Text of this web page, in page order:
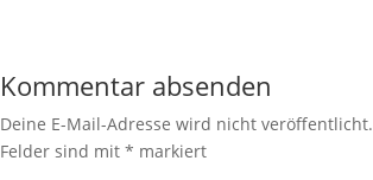
Kommentar absenden
Deine E-Mail-Adresse wird nicht veröffentlicht.
Felder sind mit * markiert